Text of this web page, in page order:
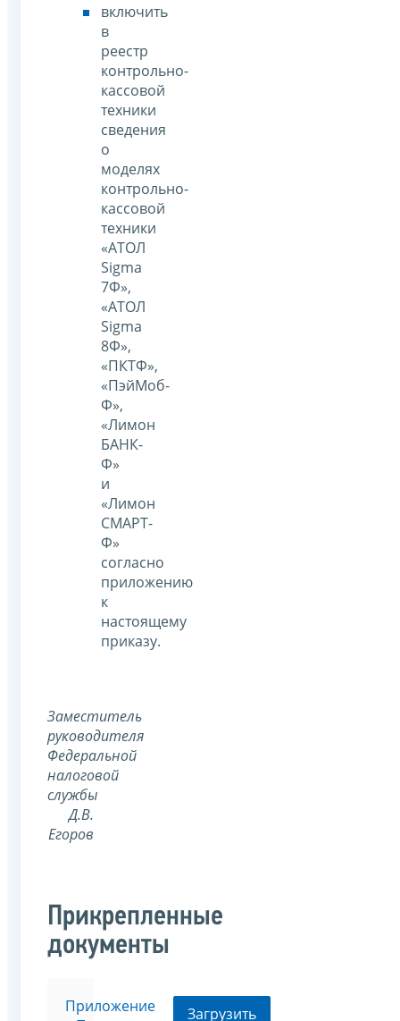
включить
в
реестр
контрольно-
кассовой
техники
сведения
о
моделях
контрольно-
кассовой
техники
«АТОЛ
Sigma
7Ф»,
«АТОЛ
Sigma
8Ф»,
«ПКТФ»,
«ПэйМоб-
Ф»,
«Лимон
БАНК-
Ф»
и
«Лимон
СМАРТ-
Ф»
согласно
приложению
к
настоящему
приказу.
Заместитель
руководителя
Федеральной
налоговой
службы
Д.В.
Егоров
Прикрепленные
документы
Приложение
Загрузить